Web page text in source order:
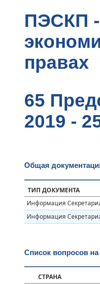
ПЭСКП
правах
65
2019 -
Общая
ТИП ДОКУМЕНТА
Информация
Информация
Список вопросов
СТРАНА